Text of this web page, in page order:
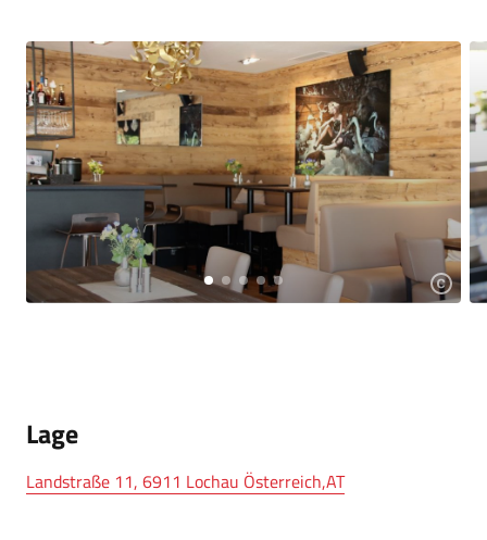
Lage
Landstraße 11, 6911 Lochau Österreich,AT